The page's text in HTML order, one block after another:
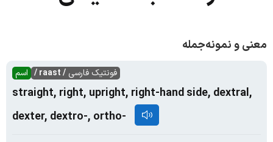
معنی و نمونه‌جمله
اسم فونتیک فارسی / raast /
straight, right, upright, right-hand side, dextral,
dexter, dextro-, ortho-